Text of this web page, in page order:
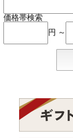
価格帯検索
円 ～